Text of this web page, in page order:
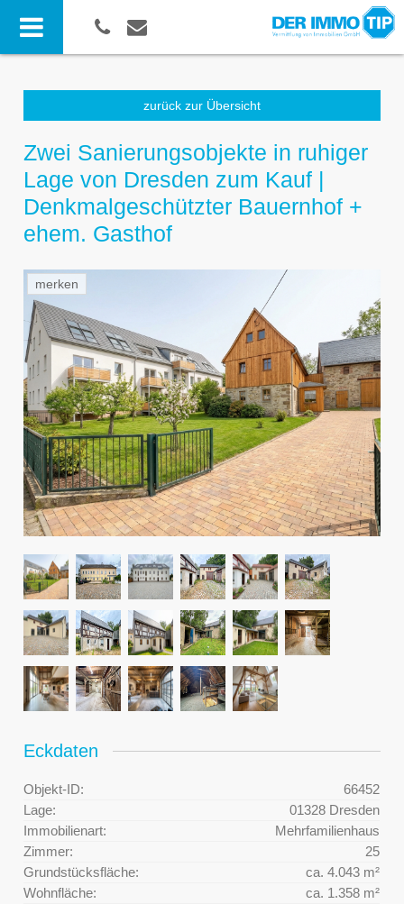
zurück zur Übersicht
Zwei Sanierungsobjekte in ruhiger
Lage von Dresden zum Kauf |
Denkmalgeschützter Bauernhof +
ehem. Gasthof
merken
Eckdaten
Objekt-ID:
66452
Lage:
01328 Dresden
Immobilienart:
Mehrfamilienhaus
Zimmer:
25
Grundstücksfläche:
ca. 4.043 m²
Wohnfläche:
ca. 1.358 m²